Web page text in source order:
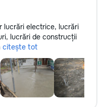
lucrări electrice, lucrări
lucrări de construcții
citește tot